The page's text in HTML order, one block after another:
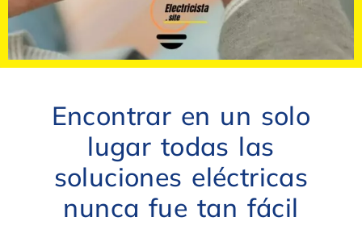
Encontrar en un solo
lugar todas las
soluciones eléctricas
nunca fue tan fácil